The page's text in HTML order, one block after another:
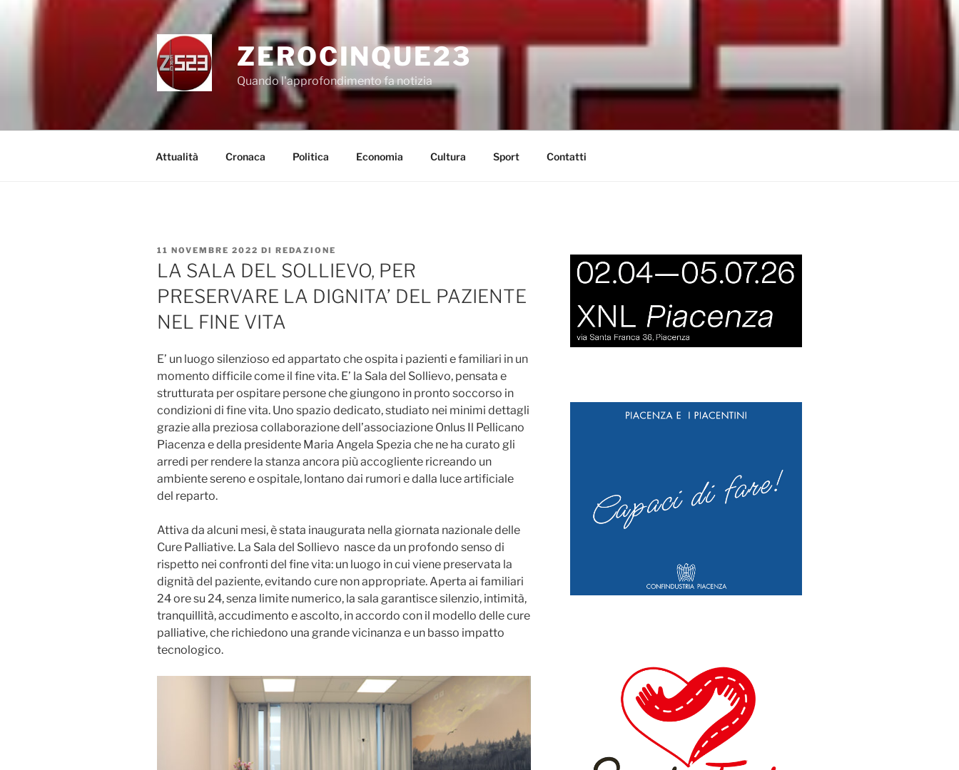
ZEROCINQUE23
Quando l'approfondimento fa notizia
Attualità Cronaca Politica Economia Cultura Sport Contatti
PUBBLICATO
IL
11 NOVEMBRE 2022 DI REDAZIONE
LA SALA DEL SOLLIEVO, PER
PRESERVARE LA DIGNITA’ DEL PAZIENTE
NEL FINE VITA
E’ un luogo silenzioso ed appartato che ospita i pazienti e familiari in un
momento difficile come il fine vita. E’ la Sala del Sollievo, pensata e
strutturata per ospitare persone che giungono in pronto soccorso in
condizioni di fine vita. Uno spazio dedicato, studiato nei minimi dettagli
grazie alla preziosa collaborazione dell’associazione Onlus Il Pellicano
Piacenza e della presidente Maria Angela Spezia che ne ha curato gli
arredi per rendere la stanza ancora più accogliente ricreando un
ambiente sereno e ospitale, lontano dai rumori e dalla luce artificiale
del reparto.
Attiva da alcuni mesi, è stata inaugurata nella giornata nazionale delle
Cure Palliative. La Sala del Sollievo nasce da un profondo senso di
rispetto nei confronti del fine vita: un luogo in cui viene preservata la
dignità del paziente, evitando cure non appropriate. Aperta ai familiari
24 ore su 24, senza limite numerico, la sala garantisce silenzio, intimità,
tranquillità, accudimento e ascolto, in accordo con il modello delle cure
palliative, che richiedono una grande vicinanza e un basso impatto
tecnologico.